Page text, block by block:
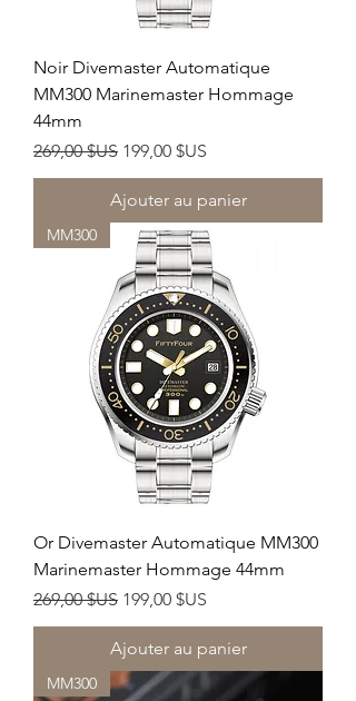
Noir Divemaster Automatique
MM300 Marinemaster Hommage
44mm
Prix original
269,00 $US Prix promotionnel
199,00 $US
Ajouter au panier
MM300
Or Divemaster Automatique MM300
Marinemaster Hommage 44mm
Prix original
269,00 $US Prix promotionnel
199,00 $US
Ajouter au panier
MM300